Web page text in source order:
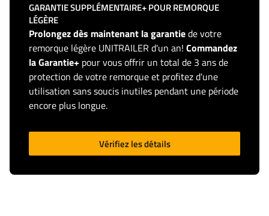
GARANTIE SUPPLÉMENTAIRE+ POUR REMORQUE
LÉGÈRE
Prolongez dès maintenant la garantiede votre
remorque légère UNITRAILER d'un an! Commandez
la Garantie+ pour vous offrir un total de 3 ans de
protection de votre remorque et profitez d'une
utilisation sans soucis inutiles pendant une période
encore plus longue.
Vérifiez les détails